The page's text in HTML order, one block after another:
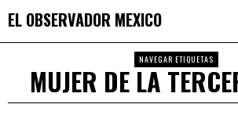
EL OBSERVADOR MEXICO
NAVEGAR ETIQUETAS
MUJER DE LA